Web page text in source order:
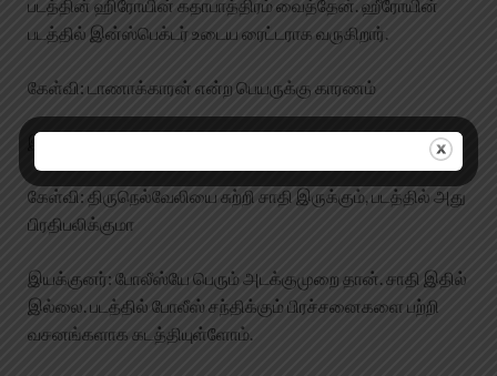
படத்தின் ஹிரோயின் கதாபாத்திரம் வைத்தேன். ஹீரோயின்
படத்தில் இன்ஸ்பெக்டர் உடைய ரைட்டராக வருகிறார்.
கேள்வி: டாணாக்காரன் என்ற பெயருக்கு காரணம்
இயக்குனர் : டாணாக்காரன் என்றால் போலீஸ்காரன்.
கேள்வி: திருநெல்வேலியை சுற்றி சாதி இருக்கும், படத்தில் அது
பிரதிபலிக்குமா
இயக்குனர்: போலீஸ்யே பெரும் அடக்குமுறை தான். சாதி இதில்
இல்லை. படத்தில் போலீஸ் சந்திக்கும் பிரச்சனைகளை பற்றி
வசனங்களாக கடத்தியுள்ளோம்.